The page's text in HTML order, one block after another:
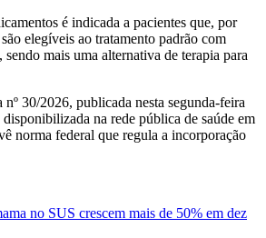
é indicada a pacientes que, por
elegíveis ao tratamento padrão com
mais uma alternativa de terapia para
30/2026, publicada nesta segunda-feira
na rede pública de saúde em
norma federal que regula a incorporação
no SUS crescem mais de 50% em dez